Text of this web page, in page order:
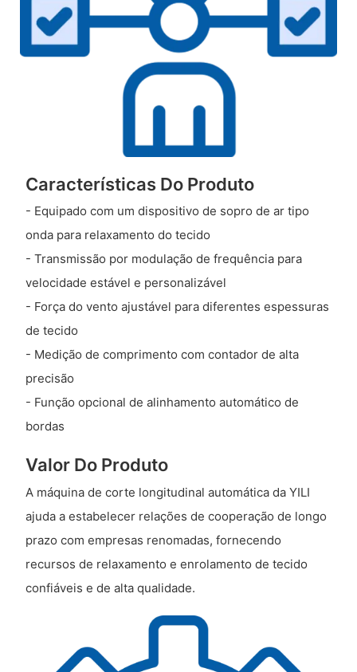
Características Do Produto
- Equipado com um dispositivo de sopro de ar tipo
onda para relaxamento do tecido
- Transmissão por modulação de frequência para
velocidade estável e personalizável
- Força do vento ajustável para diferentes espessuras
de tecido
- Medição de comprimento com contador de alta
precisão
- Função opcional de alinhamento automático de
bordas
Valor Do Produto
A máquina de corte longitudinal automática da YILI
ajuda a estabelecer relações de cooperação de longo
prazo com empresas renomadas, fornecendo
recursos de relaxamento e enrolamento de tecido
confiáveis ​​e de alta qualidade.